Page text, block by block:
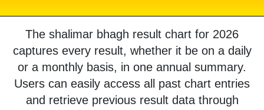
The shalimar bhagh result chart for 2026
captures every result, whether it be on a daily
or a monthly basis, in one annual summary.
Users can easily access all past chart entries
and retrieve previous result data through